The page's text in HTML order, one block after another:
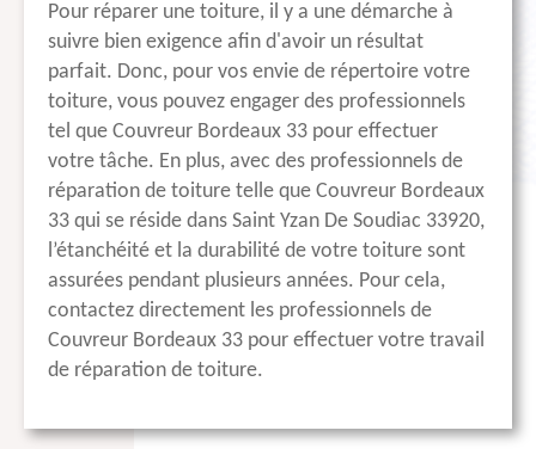
Pour réparer une toiture, il y a une démarche à
suivre bien exigence afin d'avoir un résultat
parfait. Donc, pour vos envie de répertoire votre
toiture, vous pouvez engager des professionnels
tel que Couvreur Bordeaux 33 pour effectuer
votre tâche. En plus, avec des professionnels de
réparation de toiture telle que Couvreur Bordeaux
33 qui se réside dans Saint Yzan De Soudiac 33920,
l’étanchéité et la durabilité de votre toiture sont
assurées pendant plusieurs années. Pour cela,
contactez directement les professionnels de
Couvreur Bordeaux 33 pour effectuer votre travail
de réparation de toiture.